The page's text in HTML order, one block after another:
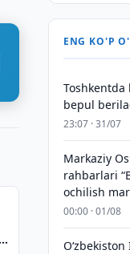
ENG KO'P
bepul
23:07 · 31/07
Markaziy
rahbarlari
ochilish
00:00 · 01/08